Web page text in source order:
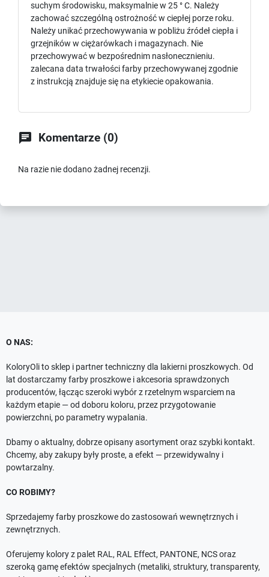
suchym środowisku, maksymalnie w 25 ° C. Należy
zachować szczególną ostrożność w ciepłej porze roku.
Należy unikać przechowywania w pobliżu źródeł ciepła i
grzejników w ciężarówkach i magazynach. Nie
przechowywać w bezpośrednim nasłonecznieniu.
zalecana data trwałości farby przechowywanej zgodnie
z instrukcją znajduje się na etykiecie opakowania.
 Komentarze (0)
Na razie nie dodano żadnej recenzji.
O NAS:
KoloryOli to sklep i partner techniczny dla lakierni proszkowych. Od
lat dostarczamy farby proszkowe i akcesoria sprawdzonych
producentów, łącząc szeroki wybór z rzetelnym wsparciem na
każdym etapie — od doboru koloru, przez przygotowanie
powierzchni, po parametry wypalania.
Dbamy o aktualny, dobrze opisany asortyment oraz szybki kontakt.
Chcemy, aby zakupy były proste, a efekt — przewidywalny i
powtarzalny.
CO ROBIMY?
Sprzedajemy farby proszkowe do zastosowań wewnętrznych i
zewnętrznych.
Oferujemy kolory z palet RAL, RAL Effect, PANTONE, NCS oraz
szeroką gamę efektów specjalnych (metaliki, struktury, transparenty,